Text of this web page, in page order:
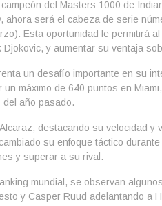
del Masters 1000 de
ahora será el cabeza de serie
Esta oportunidad le permitirá
Djokovic, y aumentar su ventaja
un desafío importante en su
máximo de 640 puntos en
año pasado.
destacando su velocidad y
su enfoque táctico
y superar a su rival.
mundial, se observan
y Casper Ruud adelantando a